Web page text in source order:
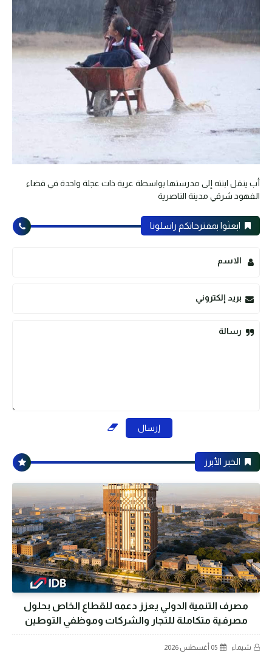
أب ينقل ابنته إلى مدرستها بواسطة عربة ذات عجلة واحدة في قضاء
الفهود شرقي مدينة الناصرية
ابعثوا بمقترحاتكم راسلونا
الاسم
بريد إلكتروني
رسالة
الخبر الأبرز
مصرف التنمية الدولي يعزز دعمه للقطاع الخاص بحلول
مصرفية متكاملة للتجار والشركات وموظفي التوطين
شيماء 05 أغسطس 2026